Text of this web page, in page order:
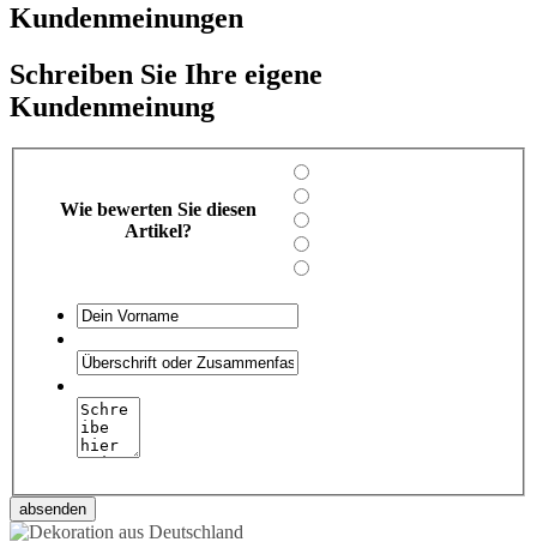
Kundenmeinungen
Schreiben Sie Ihre eigene
Kundenmeinung
Wie bewerten Sie diesen
Artikel?
absenden